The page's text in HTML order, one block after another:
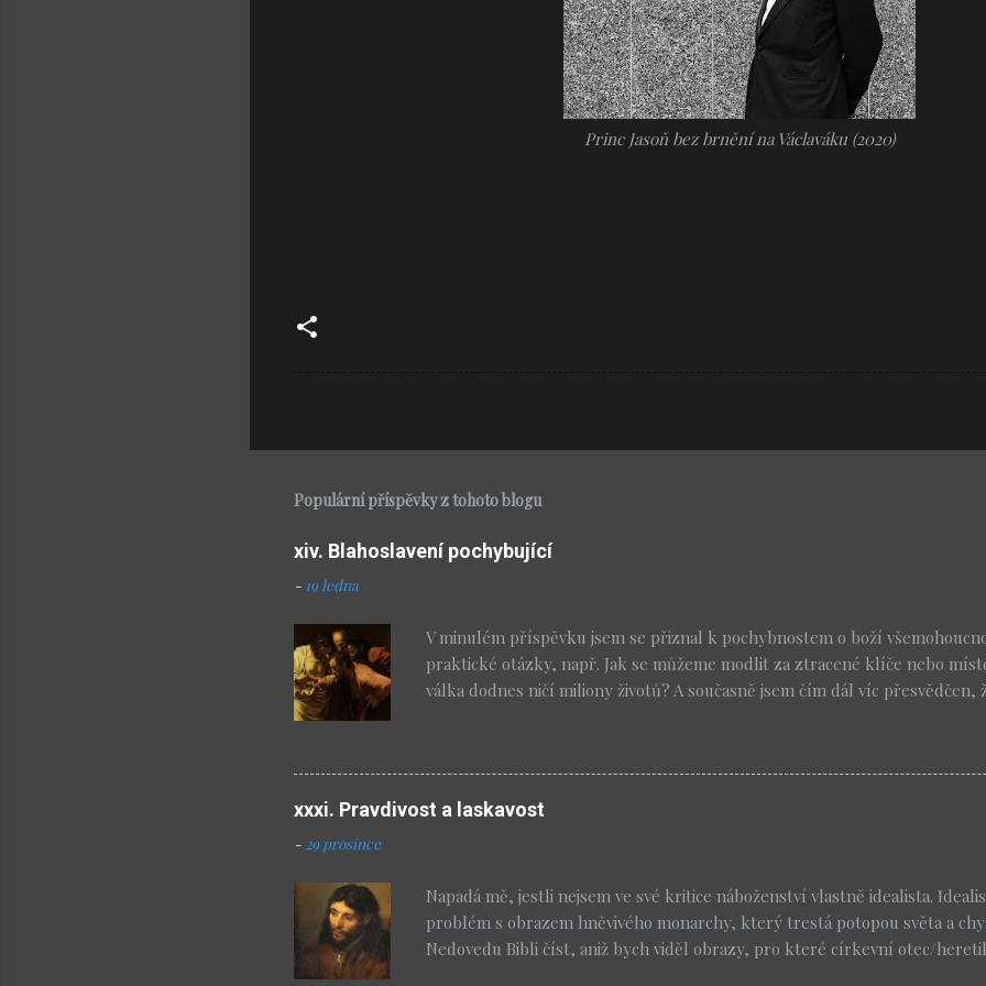
Princ Jasoň bez brnění na Václaváku (2020)
Populární příspěvky z tohoto blogu
xiv. Blahoslavení pochybující
- 19 ledna
V minulém příspěvku jsem se přiznal k pochybnostem o boží
praktické otázky, např. Jak se můžeme modlit za ztracené klíče nebo
válka dodnes ničí miliony životů? A současně jsem čím dál víc přesvědčen,
bude proměňovat především mne. Už jsem tady dělal reklamu na Nomad
poslouchal rozhovor s Brianem McLarenem nad jeho knihou Faith after
který mimochodem také vyšel z denominace, ve které jsem se nechal
blahoslavenství se budou hodit i vám: Blahoslavení zvědaví, neboť jejich
neboť jejich obzory se budou navždy rozš...
xxxi. Pravdivost a laskavost
- 29 prosince
Napadá mě, jestli nejsem ve své kritice náboženství vlastně idealista.
problém s obrazem hněvivého monarchy, který trestá potopou světa a
Nedovedu Bibli číst, aniž bych viděl obrazy, pro které církevní otec/